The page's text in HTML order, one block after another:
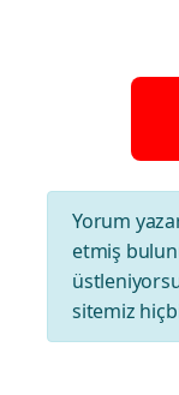
Yorum
etmiş
sitemiz